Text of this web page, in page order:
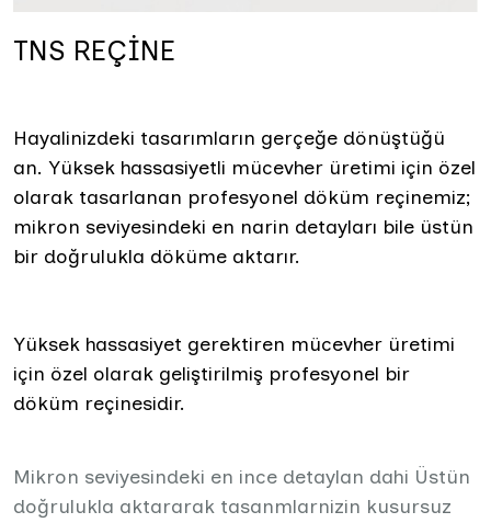
TNS REÇİNE
Hayalinizdeki tasarımların gerçeğe dönüştüğü
an. Yüksek hassasiyetli mücevher üretimi için özel
olarak tasarlanan profesyonel döküm reçinemiz;
mikron seviyesindeki en narin detayları bile üstün
bir doğrulukla döküme aktarır.
Yüksek hassasiyet gerektiren mücevher üretimi
için özel olarak geliştirilmiş profesyonel bir
döküm reçinesidir.
Mikron seviyesindeki en ince detaylan dahi Üstün
doğrulukla aktararak tasanmlarnizin kusursuz